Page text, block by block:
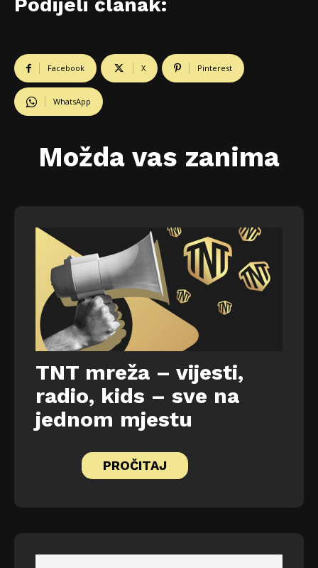
Facebook X Pinterest
WhatsApp
Možda vas zanima
TNT mreža – vijesti,
radio, kids – sve na
jednom mjestu
PROČITAJ